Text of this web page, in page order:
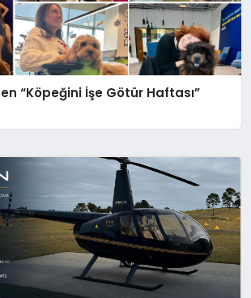
“Köpeğini İşe Götür Haftası”